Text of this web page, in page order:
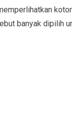
banyak dipilih